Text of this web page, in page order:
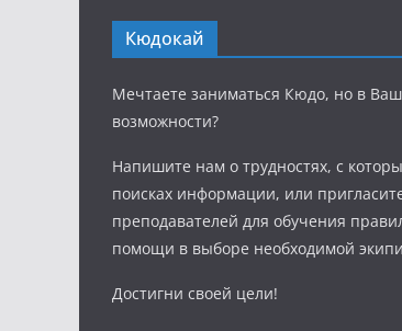
Кюдокай
Мечтаете заниматься Кюдо, но в
возможности?
Напишите нам о трудностях, с
поисках информации, или
преподавателей для обучения
помощи в выборе необходимой
Достигни своей цели!